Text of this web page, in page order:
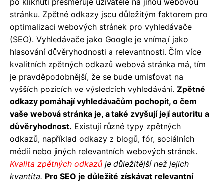
stránku. Zpětné odkazy jsou důležitým faktorem pro
optimalizaci webových stránek pro vyhledávače
(SEO). Vyhledávače jako Google je vnímají jako
hlasování důvěryhodnosti a relevantnosti. Čím více
kvalitních zpětných odkazů webová stránka má, tím
je pravděpodobnější, že se bude umisťovat na
vyšších pozicích ve výsledcích vyhledávání. Zpětné
odkazy pomáhají vyhledávačům pochopit, o čem
vaše webová stránka je, a také zvyšují její autoritu a
důvěryhodnost. Existují různé typy zpětných
odkazů, například odkazy z blogů, fór, sociálních
médií nebo jiných relevantních webových stránek.
Kvalita zpětných odkazů je důležitější než jejich
kvantita. Pro SEO je důležité získávat relevantní